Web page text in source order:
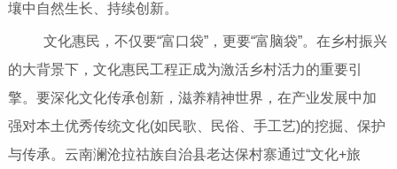
壤中自然生长、持续创新。
文化惠民，不仅要“富口袋”，更要“富脑袋”。在乡村振兴
的大背景下，文化惠民工程正成为激活乡村活力的重要引
擎。要深化文化传承创新，滋养精神世界，在产业发展中加
强对本土优秀传统文化(如民歌、民俗、手工艺)的挖掘、保护
与传承。云南澜沧拉祜族自治县老达保村寨通过“文化+旅